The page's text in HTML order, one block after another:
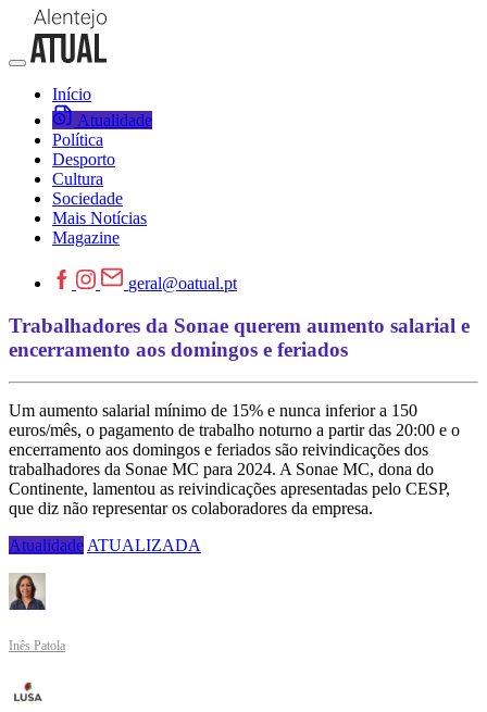
Início
Atualidade
Política
Desporto
Cultura
Sociedade
Mais Notícias
Magazine
geral@oatual.pt
Trabalhadores da Sonae querem aumento salarial e
encerramento aos domingos e feriados
Um aumento salarial mínimo de 15% e nunca inferior a 150
euros/mês, o pagamento de trabalho noturno a partir das 20:00 e o
encerramento aos domingos e feriados são reivindicações dos
trabalhadores da Sonae MC para 2024. A Sonae MC, dona do
Continente, lamentou as reivindicações apresentadas pelo CESP,
que diz não representar os colaboradores da empresa.
AtualidadeATUALIZADA
Inês Patola